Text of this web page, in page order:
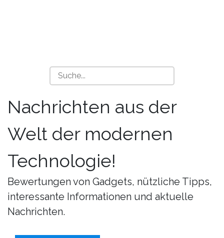
Nachrichten aus der
Welt der modernen
Technologie!
Bewertungen von Gadgets, nützliche Tipps,
interessante Informationen und aktuelle
Nachrichten.